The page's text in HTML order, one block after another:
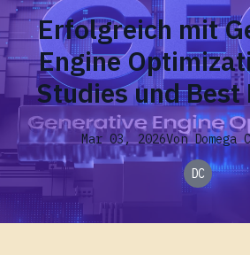
Erfolgreich mit
Engine
Studies und Best
Mar 03, 2026Von Domega
DC